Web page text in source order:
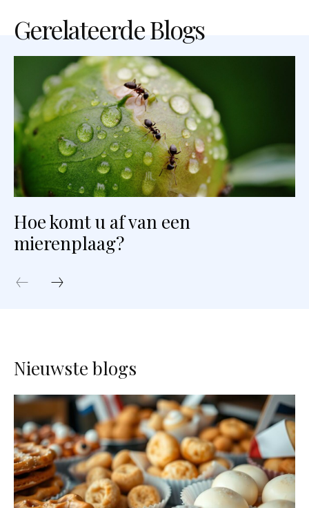
Gerelateerde Blogs
Hoe komt u af van een
mierenplaag?
Nieuwste blogs